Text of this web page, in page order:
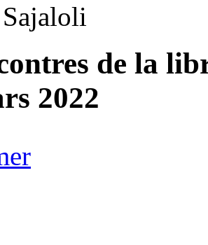
de la
2022